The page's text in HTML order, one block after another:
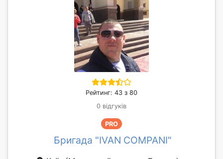
Рейтинг: 43 з 80
0 відгуків
PRO
Бригада "IVAN COMPANI"